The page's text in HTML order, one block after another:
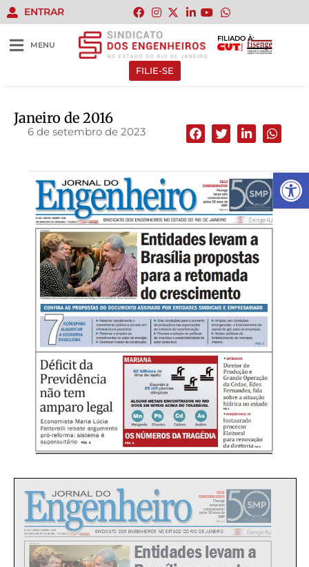
Abrir
ENTRAR
MENU
FILIADO À:
FILIE-SE
Janeiro de 2016
6 de setembro de 2023